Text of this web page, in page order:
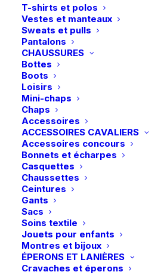
T-shirts et polos
Vestes et manteaux
Sweats et pulls
Pantalons
CHAUSSURES
Bottes
Boots
Loisirs
Mini-chaps
Chaps
Accessoires
ACCESSOIRES CAVALIERS
Accessoires concours
Bonnets et écharpes
Casquettes
Chaussettes
Ceintures
Gants
Sacs
Soins textile
Jouets pour enfants
Montres et bijoux
ÉPERONS ET LANIÈRES
Cravaches et éperons